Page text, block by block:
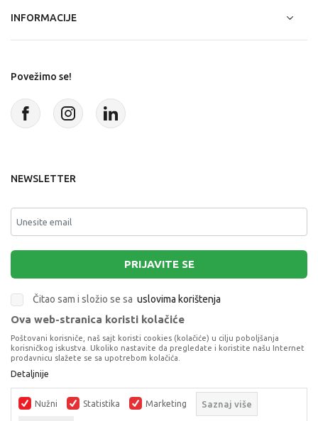
INFORMACIJE
Povežimo se!
NEWSLETTER
PRIJAVITE SE
Čitao sam i složio se sa uslovima korištenja
Terms of Service
apply.
Ova web-stranica koristi kolačiće
Poštovani korisniče, naš sajt koristi cookies (kolačiće) u cilju poboljšanja
korisničkog iskustva. Ukoliko nastavite da pregledate i koristite našu Internet
prodavnicu slažete se sa upotrebom kolačića.
Detaljnije
Nužni Statistika Marketing Saznaj više